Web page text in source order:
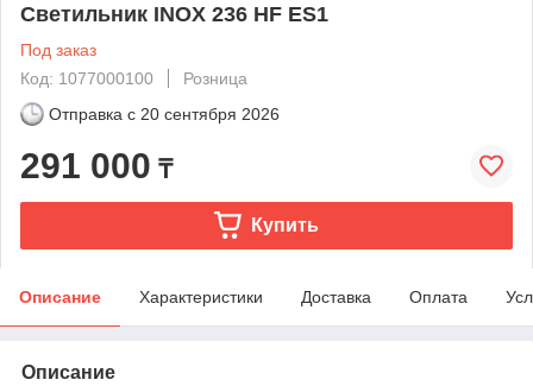
Светильник INOX 236 HF ES1
Под заказ
Код: 1077000100
Розница
Отправка с 20 сентября 2026
291 000 ₸
Купить
Описание Характеристики Доставка Оплата
Описание